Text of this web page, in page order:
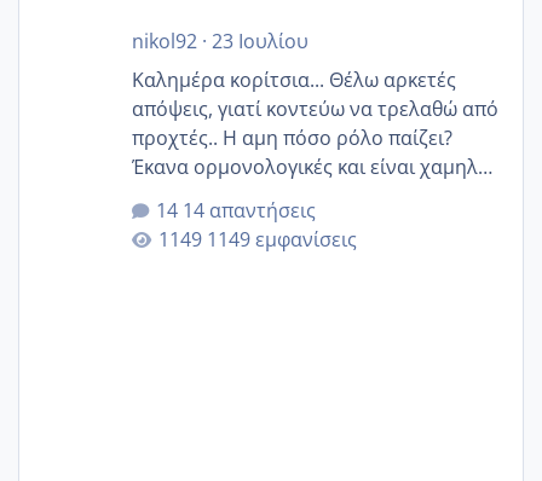
nikol92· 23 Ιουλίου
Καλημέρα κορίτσια... Θέλω αρκετές
απόψεις, γιατί κοντεύω να τρελαθώ από
προχτές.. Η αμη πόσο ρόλο παίζει?
Έκανα ορμονολογικές και είναι χαμηλή
για την ηλικία μου.. Είχα ήδη μια
εγκυμοσύνη, που έπρεπε να τερματιστεί
στην 27η εβδομάδα και προσπαθώ 7
14 απαντήσεις
1149 εμφανίσεις